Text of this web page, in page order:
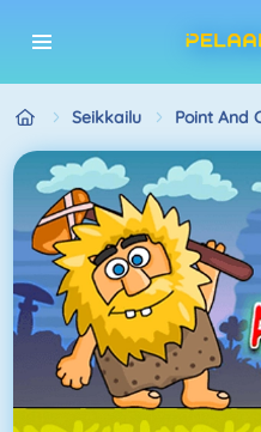
Seikkailu Point And